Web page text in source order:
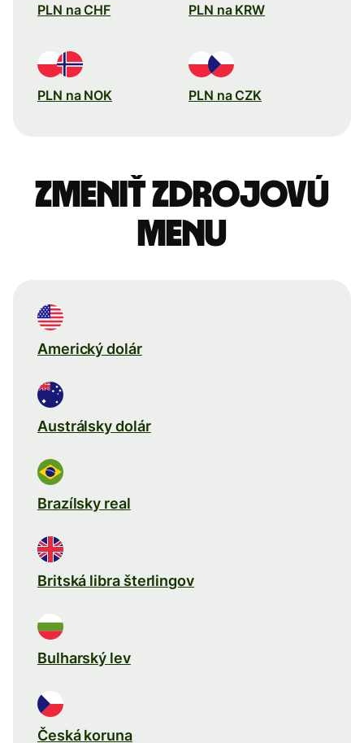
PLN na CHF PLN na KRW
PLN na NOK PLN na CZK
Zmeniť zdrojovú
menu
Americký dolár
Austrálsky dolár
Brazílsky real
Britská libra šterlingov
Bulharský lev
Česká koruna